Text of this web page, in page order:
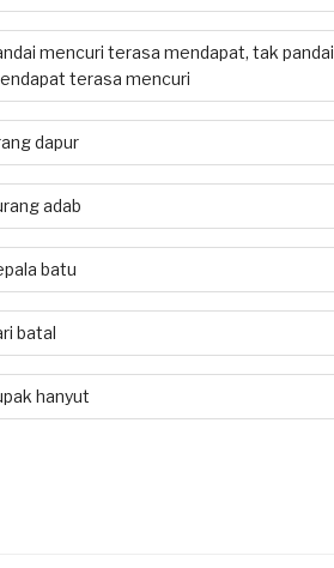
mencuri terasa mendapat, tak pandai
terasa mencuri
dapur
adab
batu
batal
hanyut